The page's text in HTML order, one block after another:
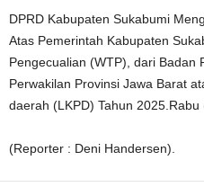
DPRD Kabupaten Sukabumi
Atas Pemerintah Kabupaten
Pengecualian (WTP), dari Badan
Perwakilan Provinsi Jawa Barat
daerah (LKPD) Tahun 2025.Rabu
(Reporter : Deni Handersen).